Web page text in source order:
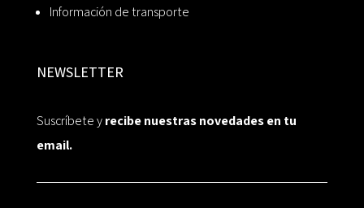
Información de transporte
NEWSLETTER
Suscríbete yrecibe nuestras novedades en tu
email.